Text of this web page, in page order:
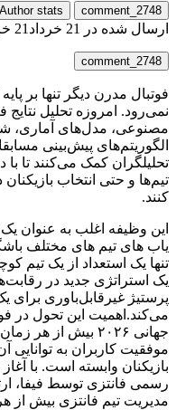
comment_2748
Author stats
ارسال شده در 21 خرداد 21 خرداد
comment_2748
فوتبال مدرن دیگر تنها بر
نمی‌رود. امروزه تحلیل نتایج
مصنوعی، مدل‌های آماری،
الگوریتم‌های پیش‌بینی
تحلیلگران کمک می‌کنند تا با
تیم‌ها و حتی انتخاب بازیکنان
کنند.
این وظیفه اغلب به عنوان
یاب های تیم های مختلف
تنها یک استعداد از یک تیم
یک استراتژی جدید در
پرستیژ غیرقابل‌باوری برای
می‌کند.اهمیت این تحول در
جهانی ۲۰۲۶ بیش
موفقیت کاربران به توانایی
رسمی فانتزی توسط فیفا،
مدیریت تیم فانتزی بیش از